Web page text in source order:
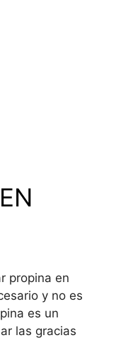
propina en
y no es
es un
las gracias